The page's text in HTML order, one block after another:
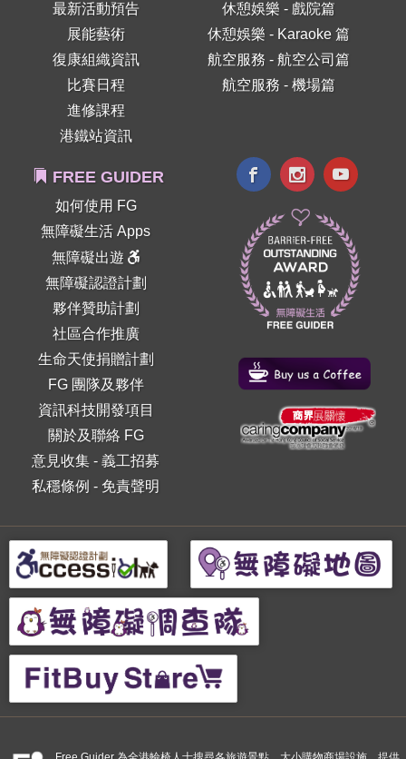
最新活動預告
展能藝術
復康組織資訊
比賽日程
進修課程
港鐵站資訊
休憩娛樂 - 戲院篇
休憩娛樂 - Karaoke 篇
航空服務 - 航空公司篇
航空服務 - 機場篇
FREE GUIDER
如何使用 FG
無障礙生活 Apps
無障礙出遊
無障礙認證計劃
夥伴贊助計劃
社區合作推廣
生命天使捐贈計劃
FG 團隊及夥伴
資訊科技開發項目
關於及聯絡 FG
意見收集 -義工招募
私穩條例 - 免責聲明